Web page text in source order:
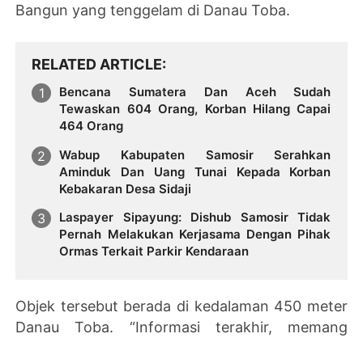
Bangun yang tenggelam di Danau Toba.
RELATED ARTICLE
Bencana Sumatera Dan Aceh Sudah
Tewaskan 604 Orang, Korban Hilang Capai
464 Orang
Wabup Kabupaten Samosir Serahkan
Aminduk Dan Uang Tunai Kepada Korban
Kebakaran Desa Sidaji
Laspayer Sipayung: Dishub Samosir Tidak
Pernah Melakukan Kerjasama Dengan Pihak
Ormas Terkait Parkir Kendaraan
Objek tersebut berada di kedalaman 450 meter
Danau Toba. “Informasi terakhir, memang